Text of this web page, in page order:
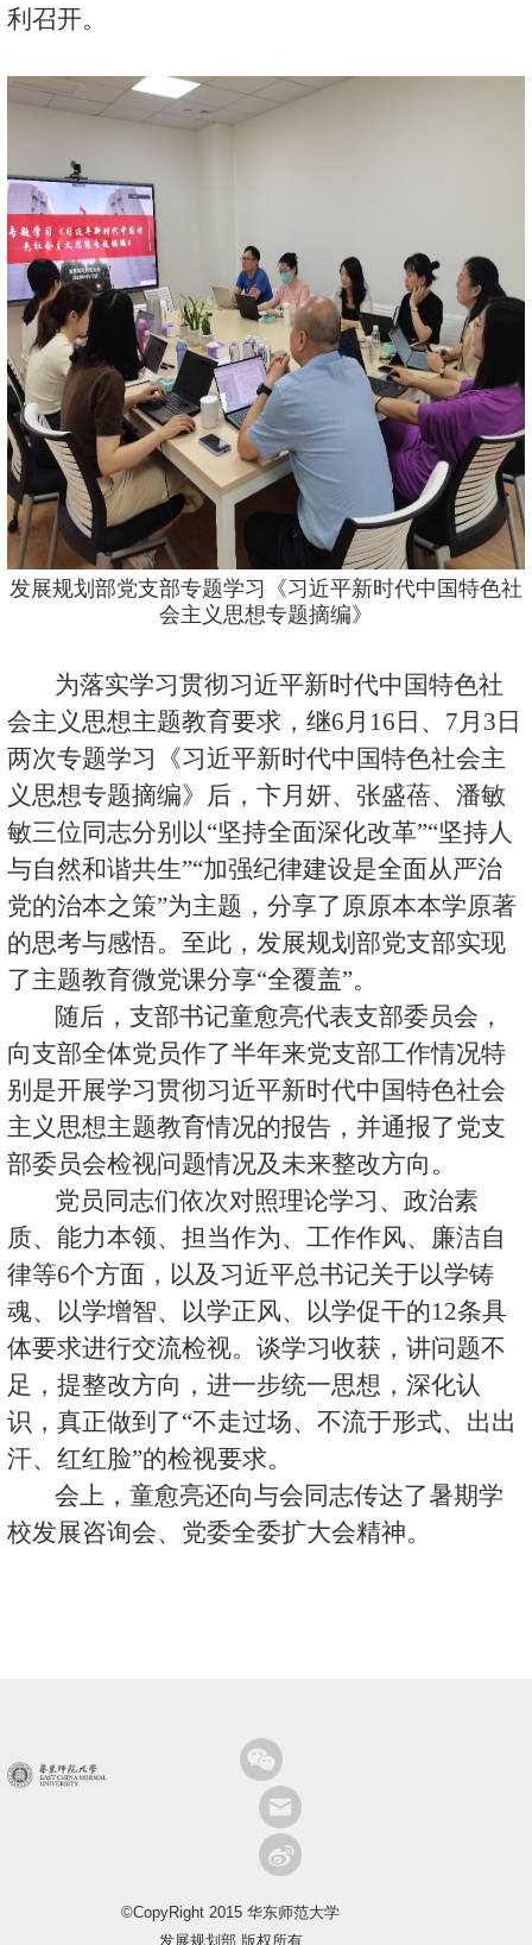
利召开。
发展规划部党支部专题学习《习近平新时代中国特色社
会主义思想专题摘编》
为落实学习贯彻习近平新时代中国特色社
会主义思想主题教育要求，继6月 16 日、 7月 3 日
两次专题学习《习近平新时代中国特色社会主
义思想专题摘编》后，卞月妍、张盛蓓、潘敏
敏三位同志分别以“坚持全面深化改革”“坚持人
与自然和谐共生”“加强纪律建设是全面从严治
党的治本之策”为主题，分享了原原本本学原著
的思考与感悟。至此，发展规划部党支部实现
了主题教育微党课分享“全覆盖”。
随后，支部书记童愈亮代表支部委员会，
向支部全体党员作了半年来党支部工作情况特
别是开展学习贯彻习近平新时代中国特色社会
主义思想主题教育情况的报告，并通报了党支
部委员会检视问题情况及未来整改方向。
党员同志们依次对照理论学习、政治素
质、能力本领、担当作为、工作作风、廉洁自
律等6个方面，以及习近平总书记关于以学铸
魂、以学增智、以学正风、以学促干的12条具
体要求进行交流检视。谈学习收获，讲问题不
足，提整改方向，进一步统一思想，深化认
识，真正做到了“不走过场、不流于形式、出出
汗、红红脸”的检视要求。
会上，童愈亮还向与会同志传达了暑期学
校发展咨询会、党委全委扩大会精神。
©CopyRight 2015 华东师范大学
发展规划部 版权所有